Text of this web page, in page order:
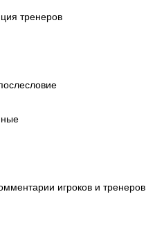
тренеров
игроков и тренеров